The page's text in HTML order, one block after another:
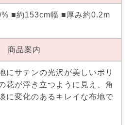
■約153cm幅 ■厚み約0.2m
商品案内
にサテンの光沢が美しいポリ
花が浮き立つように見え、角
に変化のあるキレイな布地で